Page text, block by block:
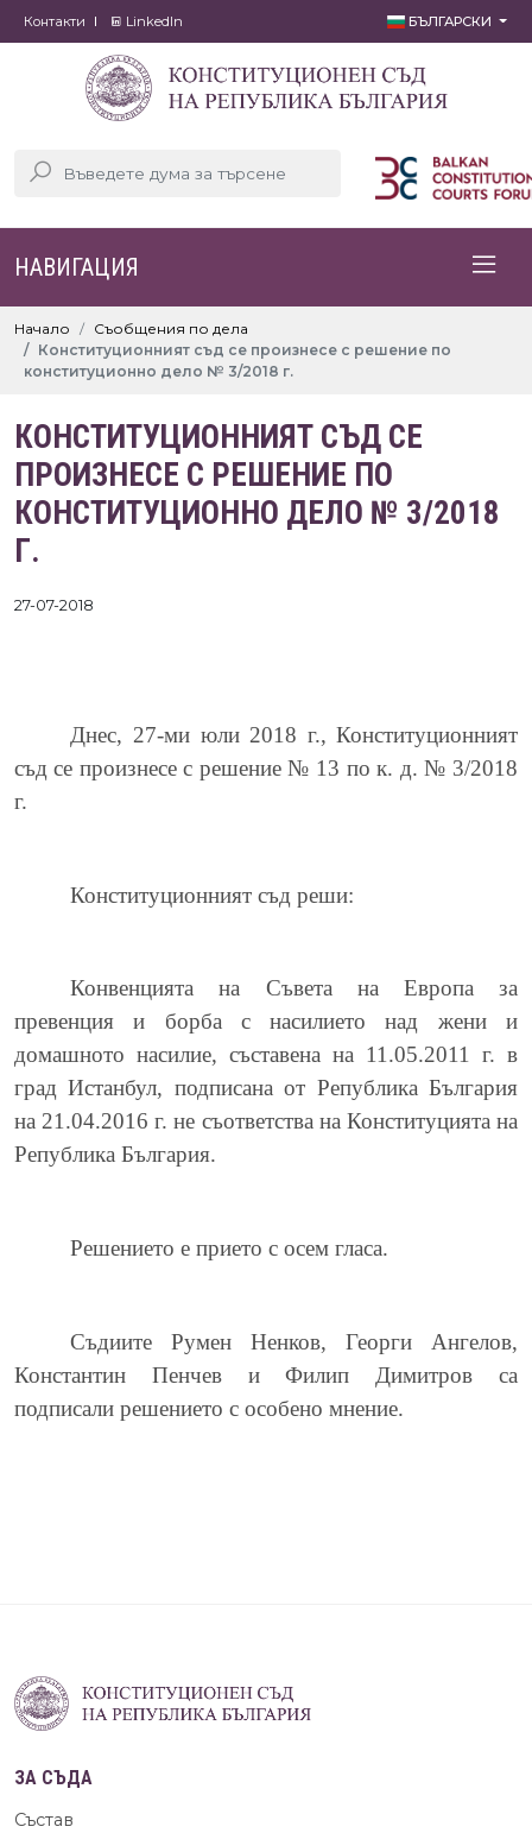
Контакти LinkedIn БЪЛГАРСКИ
НАВИГАЦИЯ
Начало
Съобщения по дела
Конституционният съд се произнесе с решение по
конституционно дело № 3/2018 г.
КОНСТИТУЦИОННИЯТ СЪД СЕ
ПРОИЗНЕСЕ С РЕШЕНИЕ ПО
КОНСТИТУЦИОННО ДЕЛО № 3/2018
Г.
27-07-2018
Днес, 27-ми юли 2018 г., Конституционният
съд се произнесе с решение № 13 по к. д. № 3/2018
г.
Конституционният съд реши:
Конвенцията на Съвета на Европа за
превенция и борба с насилието над жени и
домашното насилие, съставена на 11.05.2011 г. в
град Истанбул, подписана от Република България
на 21.04.2016 г. не съответства на Конституцията на
Република България.
Решението е прието с осем гласа.
Съдиите Румен Ненков, Георги Ангелов,
Константин Пенчев и Филип Димитров са
подписали решението с особено мнение.
ЗА СЪДА
Състав